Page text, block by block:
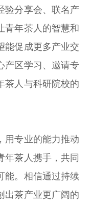
分享会、联名产
青年茶人的智慧和
能促成更多产业交
产区学习、邀请专
茶人与科研院校的
用专业的能力推动
年茶人携手，共同
能。相信通过持续
出茶产业更广阔的